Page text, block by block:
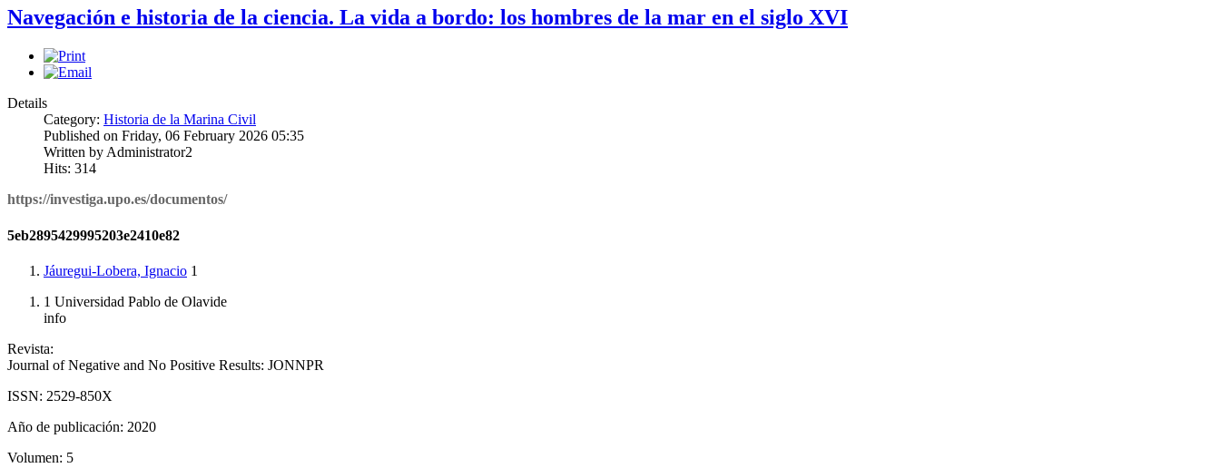
Navegación e historia de la ciencia. La vida a bordo: los hombres de la mar en el siglo XVI
Details
Category: Historia de la Marina Civil
Published on Friday, 06 February 2026 05:35
Written by Administrator2
Hits: 314
https://investiga.upo.es/documentos/
5eb2895429995203e2410e82
Jáuregui-Lobera, Ignacio 1
1 Universidad Pablo de Olavide
info
Revista:
Journal of Negative and No Positive Results: JONNPR
ISSN: 2529-850X
Año de publicación: 2020
Volumen: 5